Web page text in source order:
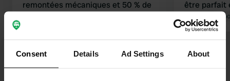
Consent Details Ad Settings About
remontées mécaniques et 50 % de
être parfait
Traduit par